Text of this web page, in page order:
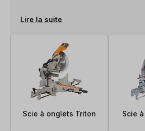
Lire la suite
Scie à onglets Triton Scie